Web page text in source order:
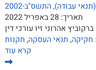
עבודה), התשס"ב-2002
תאריך: 28 באפריל 2022
ברקוביץ אהרוני זיו עורכי דין
חקיקה, תנאי העסקה, תקנות
קרא עוד